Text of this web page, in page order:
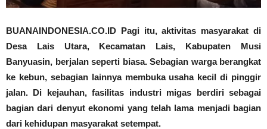
BUANAINDONESIA.CO.ID Pagi itu, aktivitas masyarakat di
Desa Lais Utara, Kecamatan Lais, Kabupaten Musi
Banyuasin, berjalan seperti biasa. Sebagian warga berangkat
ke kebun, sebagian lainnya membuka usaha kecil di pinggir
jalan. Di kejauhan, fasilitas industri migas berdiri sebagai
bagian dari denyut ekonomi yang telah lama menjadi bagian
dari kehidupan masyarakat setempat.